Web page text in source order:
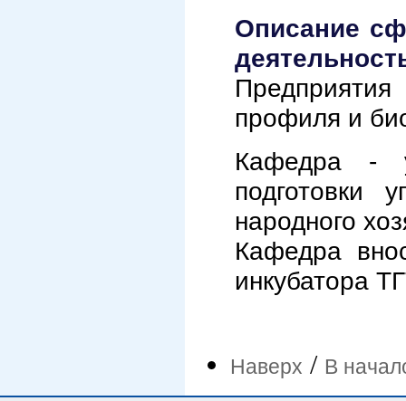
Описание
профиля и
Кафедра -
подготовки
народного
Кафедра
инкубатора
Наверх / В